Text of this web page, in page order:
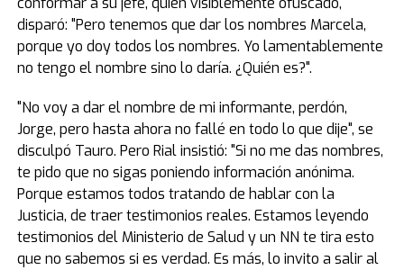
disparó: "Pero tenemos que dar los nombres Marcela,
porque yo doy todos los nombres. Yo lamentablemente
no tengo el nombre sino lo daría. ¿Quién es?".
"No voy a dar el nombre de mi informante, perdón,
Jorge, pero hasta ahora no fallé en todo lo que dije", se
disculpó Tauro. Pero Rial insistió: "Si no me das nombres,
te pido que no sigas poniendo información anónima.
Porque estamos todos tratando de hablar con la
Justicia, de traer testimonios reales. Estamos leyendo
testimonios del Ministerio de Salud y un NN te tira esto
que no sabemos si es verdad. Es más, lo invito a salir al